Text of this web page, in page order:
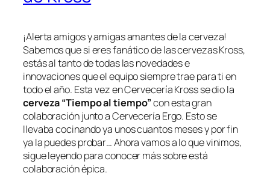
¡Alerta amigos y amigas amantes de la cerveza!
Sabemos que si eres fanático de las cervezas Kross,
estás al tanto de todas las novedades e
innovaciones que el equipo siempre trae para ti en
todo el año. Esta vez en Cervecería Kross se dio la
cerveza “Tiempo al tiempo”con esta gran
colaboración junto a Cervecería Ergo. Esto se
llevaba cocinando ya unos cuantos meses y por fin
ya la puedes probar… Ahora vamos a lo que vinimos,
sigue leyendo para conocer más sobre está
colaboración épica.